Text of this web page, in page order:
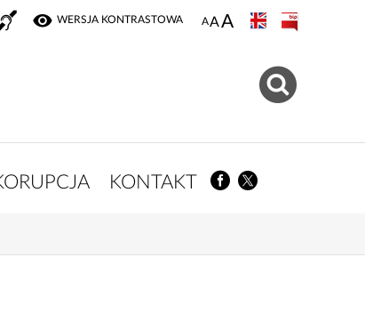
WERSJA KONTRASTOWA
KONTAKT